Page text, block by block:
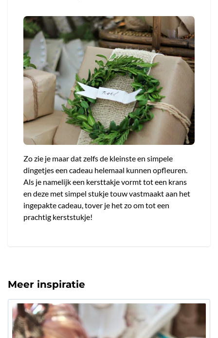
Zo zie je maar dat zelfs de kleinste en simpele
dingetjes een cadeau helemaal kunnen opfleuren.
Als je namelijk een kersttakje vormt tot een krans
en deze met simpel stukje touw vastmaakt aan het
ingepakte cadeau, tover je het zo om tot een
prachtig kerststukje!
Meer inspiratie